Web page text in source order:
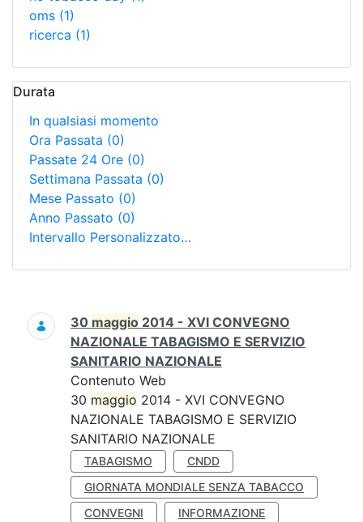
oms (1)
ricerca (1)
Durata
In qualsiasi momento
Ora Passata (0)
Passate 24 Ore (0)
Settimana Passata (0)
Mese Passato (0)
Anno Passato (0)
Intervallo Personalizzato…
Ricerca
30 maggio 2014 - XVI CONVEGNO
NAZIONALE TABAGISMO E SERVIZIO
SANITARIO NAZIONALE
Contenuto Web
30 maggio 2014 - XVI CONVEGNO
NAZIONALE TABAGISMO E SERVIZIO
SANITARIO NAZIONALE
TABAGISMO
CNDD
GIORNATA MONDIALE SENZA TABACCO
CONVEGNI
INFORMAZIONE